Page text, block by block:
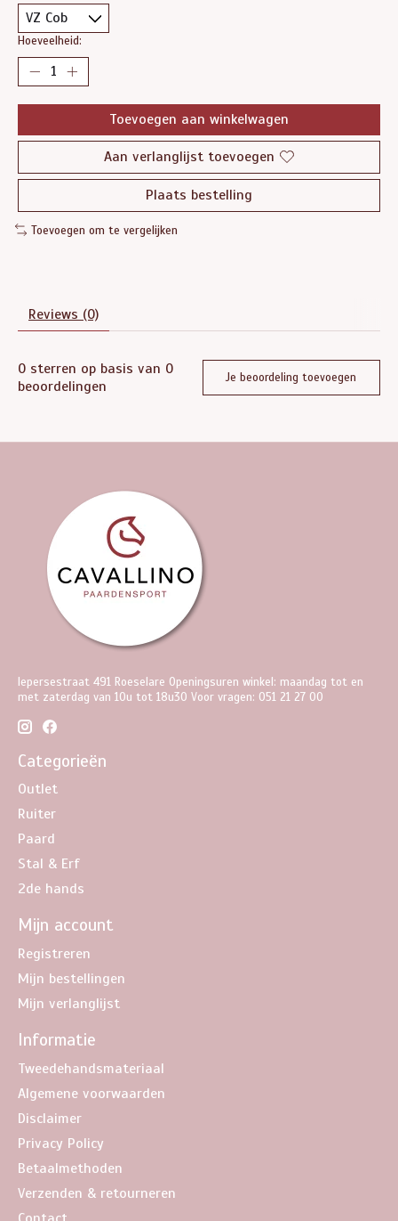
Hoeveelheid:
Toevoegen aan winkelwagen
Aan verlanglijst toevoegen
Plaats bestelling
Toevoegen om te vergelijken
Reviews (0)
0 sterren op basis van 0
beoordelingen
Je beoordeling toevoegen
Iepersestraat 491 Roeselare Openingsuren winkel: maandag tot en
met zaterdag van 10u tot 18u30 Voor vragen: 051 21 27 00
Categorieën
Outlet
Ruiter
Paard
Stal & Erf
2de hands
Mijn account
Registreren
Mijn bestellingen
Mijn verlanglijst
Informatie
Tweedehandsmateriaal
Algemene voorwaarden
Disclaimer
Privacy Policy
Betaalmethoden
Verzenden & retourneren